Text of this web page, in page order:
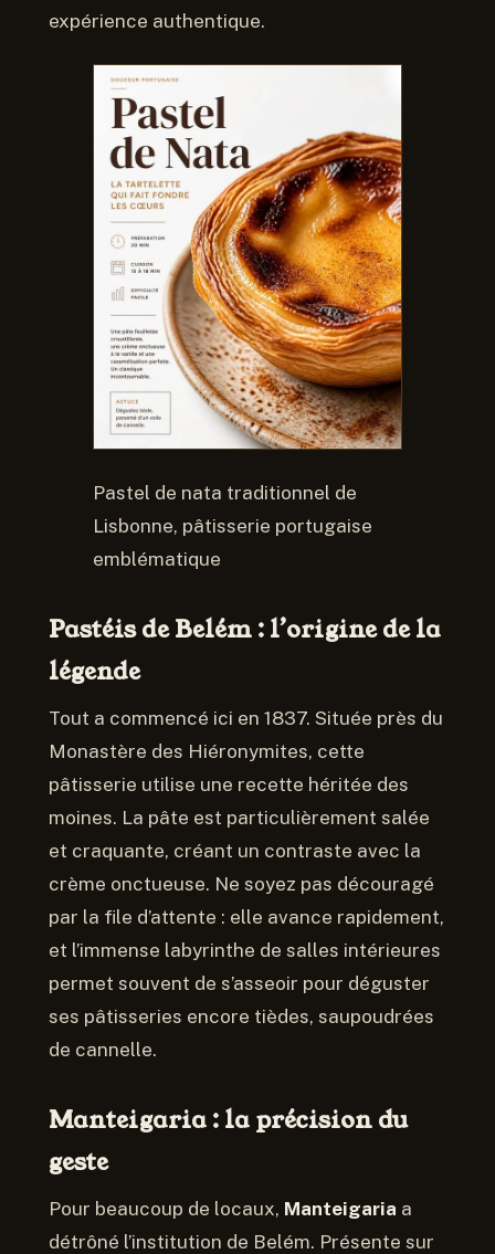
expérience authentique.
Pastel de nata traditionnel de
Lisbonne, pâtisserie portugaise
emblématique
Pastéis de Belém : l’origine de la
légende
Tout a commencé ici en 1837. Située près du
Monastère des Hiéronymites, cette
pâtisserie utilise une recette héritée des
moines. La pâte est particulièrement salée
et craquante, créant un contraste avec la
crème onctueuse. Ne soyez pas découragé
par la file d’attente : elle avance rapidement,
et l’immense labyrinthe de salles intérieures
permet souvent de s’asseoir pour déguster
ses pâtisseries encore tièdes, saupoudrées
de cannelle.
Manteigaria : la précision du
geste
Pour beaucoup de locaux, Manteigaria a
détrôné l’institution de Belém. Présente sur